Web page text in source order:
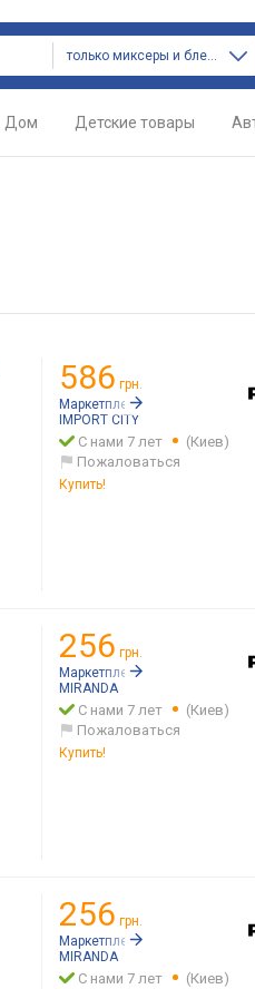
только миксеры и блендеры
Дом Детские товары
586 грн.
Маркетплейс:
IMPORT CITY
С нами 7 лет
(Киев)
Пожаловаться
Купить!
256 грн.
Маркетплейс:
MIRANDA
С нами 7 лет
(Киев)
Пожаловаться
Купить!
256 грн.
Маркетплейс:
MIRANDA
С нами 7 лет
(Киев)